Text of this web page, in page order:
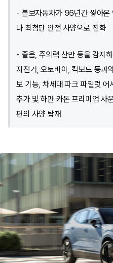
- 볼보자동차가 96년간 쌓아온
나 최첨단 안전 사양으로 진화
- 졸음, 주의력 산만 등을 감지
자전거, 오토바이, 킥보드 등과
보 기능, 차세대 파크 파일럿
추가 및 하만 카돈 프리미엄 사
편의 사양 탑재